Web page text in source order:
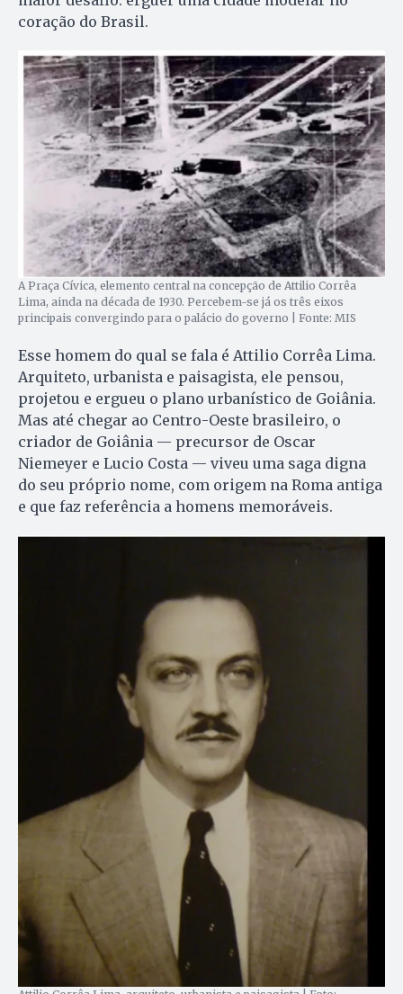
coração do Brasil.
A Praça Cívica, elemento central na concepção de Attilio Corrêa
Lima, ainda na década de 1930. Percebem-se já os três eixos
principais convergindo para o palácio do governo | Fonte: MIS
Esse homem do qual se fala é Attilio Corrêa Lima.
Arquiteto, urbanista e paisagista, ele pensou,
projetou e ergueu o plano urbanístico de Goiânia.
Mas até chegar ao Centro-Oeste brasileiro, o
criador de Goiânia — precursor de Oscar
Niemeyer e Lucio Costa — viveu uma saga digna
do seu próprio nome, com origem na Roma antiga
e que faz referência a homens memoráveis.